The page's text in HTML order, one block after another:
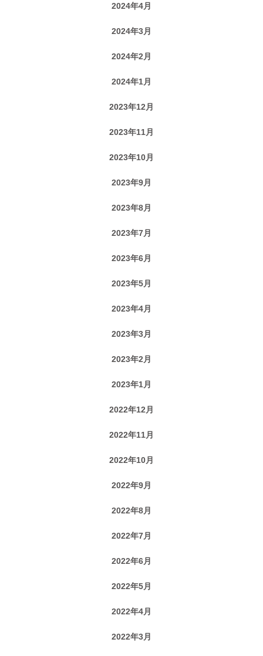
2024年4月
2024年3月
2024年2月
2024年1月
2023年12月
2023年11月
2023年10月
2023年9月
2023年8月
2023年7月
2023年6月
2023年5月
2023年4月
2023年3月
2023年2月
2023年1月
2022年12月
2022年11月
2022年10月
2022年9月
2022年8月
2022年7月
2022年6月
2022年5月
2022年4月
2022年3月